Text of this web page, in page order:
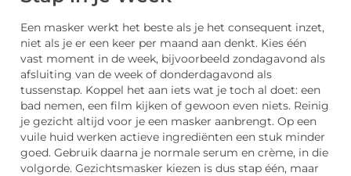
Een masker werkt het beste als je het consequent inzet,
niet als je er een keer per maand aan denkt. Kies één
vast moment in de week, bijvoorbeeld zondagavond als
afsluiting van de week of donderdagavond als
tussenstap. Koppel het aan iets wat je toch al doet: een
bad nemen, een film kijken of gewoon even niets. Reinig
je gezicht altijd voor je een masker aanbrengt. Op een
vuile huid werken actieve ingrediënten een stuk minder
goed. Gebruik daarna je normale serum en crème, in die
volgorde. Gezichtsmasker kiezen is dus stap één, maar